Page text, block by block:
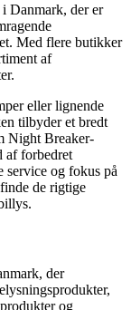
Danmark, der er
Med flere butikker
af
eller lignende
tilbyder et bredt
Night Breaker-
af forbedret
service og fokus på
de rigtige
der
og